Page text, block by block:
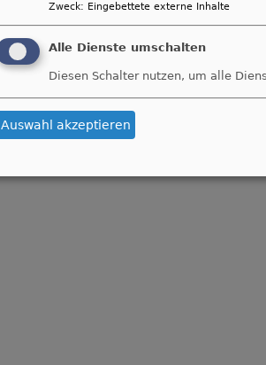
Zweck: Eingebettete externe Inhalte
Alle Dienste umschalten
Diesen Schalter nutzen, um alle
Auswahl akzeptieren